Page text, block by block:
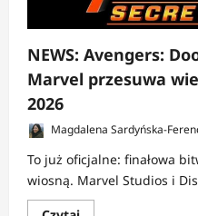
NEWS: Avengers:
Marvel przesuwa
2026
Magdalena Sardyńska-
To już oficjalne: finałowa
wiosną. Marvel Studios i